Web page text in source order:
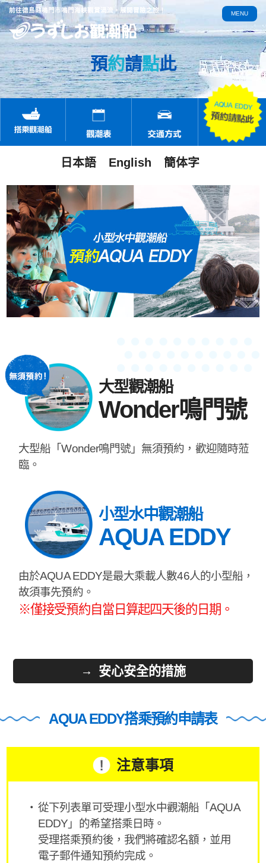
前往德島縣鳴門市鳴門海峽觀賞渦流，展開冒險之旅！
日本語 English 簡体字
MENU
預約請點此
大型觀潮船
Wonder鳴門號
大型船「Wonder鳴門號」無須預約，歡迎隨時蒞
臨。
小型水中觀潮船
AQUA EDDY
由於AQUA EDDY是最大乘載人數46人的小型船，
故須事先預約。
※僅接受預約自當日算起四天後的日期。
安心安全的措施
AQUA EDDY搭乘預約申請表
注意事項
從下列表單可受理小型水中觀潮船「AQUA
EDDY」的希望搭乘日時。
受理搭乘預約後，我們將確認名額，並用
電子郵件通知預約完成。